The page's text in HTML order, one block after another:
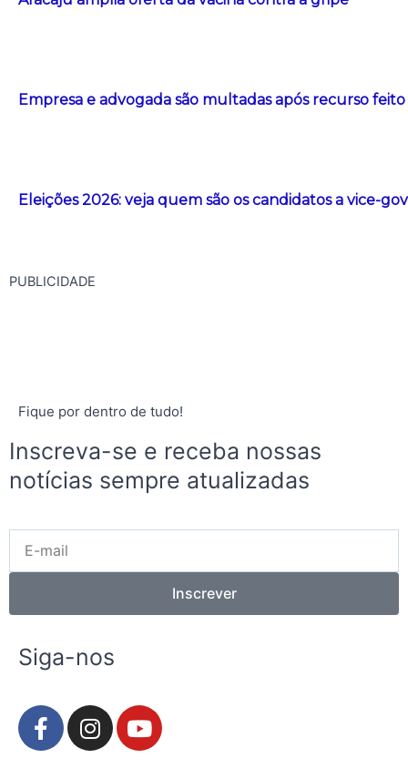
Empresa e advogada são multadas após recurso
Eleições 2026: veja quem são os candidatos a vice-
PUBLICIDADE
Fique por dentro de tudo!
Inscreva-se e receba nossas
notícias sempre atualizadas
mail
Inscrever
Siga-nos
F
a
I
n
Y
o